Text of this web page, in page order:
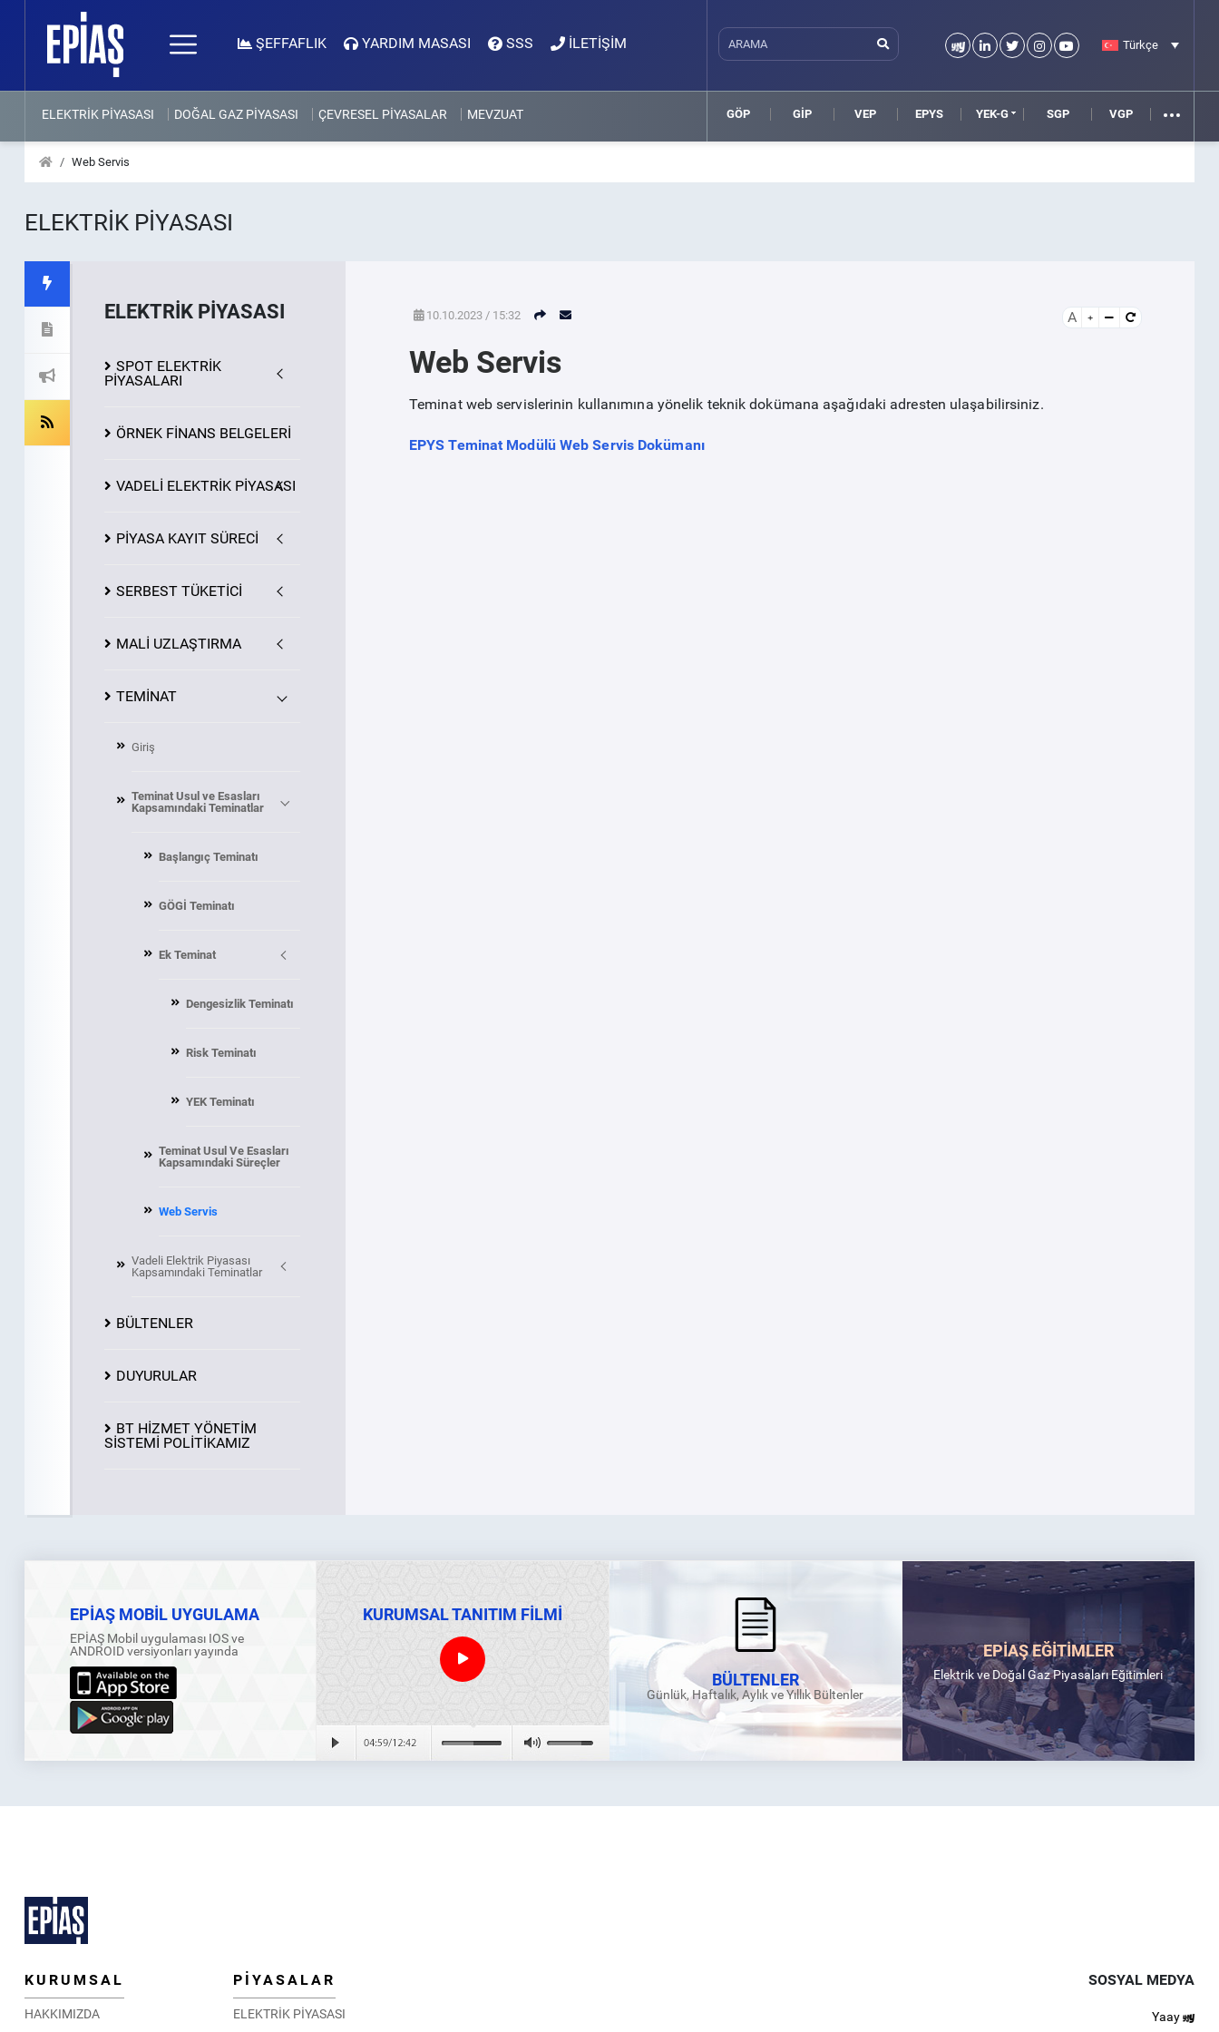
ŞEFFAFLIK YARDIM MASASI SSS İLETİŞİM Türkçe
ELEKTRİK PİYASASI DOĞAL GAZ PİYASASI ÇEVRESEL PİYASALAR MEVZUAT GÖP GİP VEP EPYS YEK-G SGP VGP
Web Servis
ELEKTRİK PİYASASI
ELEKTRİK PİYASASI
SPOT ELEKTRİK
PİYASALARI
ÖRNEK FİNANS BELGELERİ
VADELİ ELEKTRİK PİYASASI
PİYASAKAYIT SÜRECİ
SERBEST TÜKETİCİ
MALİ UZLAŞTIRMA
TEMİNAT
Giriş
Teminat Usul ve Esasları
Kapsamındaki Teminatlar
Başlangıç Teminatı
GÖGİ Teminatı
Ek Teminat
Dengesizlik Teminatı
Risk Teminatı
YEK Teminatı
Teminat Usul Ve Esasları
Kapsamındaki Süreçler
Web Servis
Vadeli Elektrik Piyasası
Kapsamındaki Teminatlar
BÜLTENLER
DUYURULAR
BT HİZMET YÖNETİM
SİSTEMİ POLİTİKAMIZ
10.10.2023 / 15:32 A
Web Servis
Teminat web servislerinin kullanımına yönelik teknik dokümana aşağıdaki adresten ulaşabilirsiniz.
EPYS Teminat Modülü Web Servis Dokümanı
EPİAŞ MOBİL UYGULAMA
EPİAŞ Mobil uygulaması IOS ve
ANDROID versiyonları yayında
KURUMSAL TANITIM FİLMİ
BÜLTENLER
Günlük, Haftalık, Aylık ve Yıllık Bültenler
EPİAŞ EĞİTİMLER
Elektrik ve Doğal Gaz Piyasaları Eğitimleri
KURUMSAL
HAKKIMIZDA
PİYASALAR
ELEKTRİK PİYASASI
SOSYAL MEDYA
Yaay